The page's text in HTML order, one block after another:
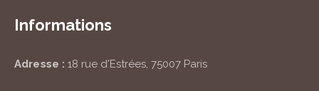
Informations
Adresse : 18 rue d'Estrées, 75007 Paris